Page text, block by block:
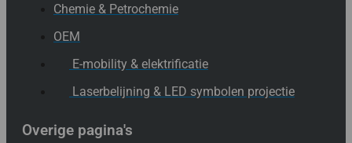
Chemie & Petrochemie
OEM
E-mobility & elektrificatie
Laserbelijning & LED symbolen projectie
Overige pagina's